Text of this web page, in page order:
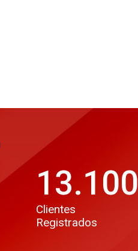
13.100
Clientes
Registrados